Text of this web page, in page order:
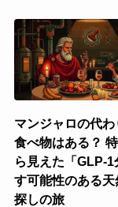
マンジャロの代わ
食べ物はある？
ら見えた「GLP-1
す可能性のある天
探しの旅